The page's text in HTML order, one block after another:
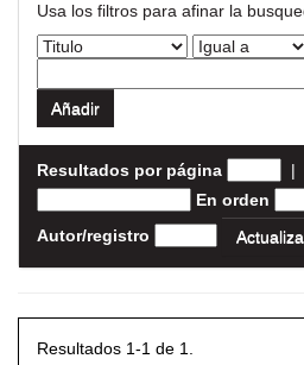
Usa los filtros para afinar la
Resultados por página |
En orden
Autor/registro
Resultados 1-1 de 1.